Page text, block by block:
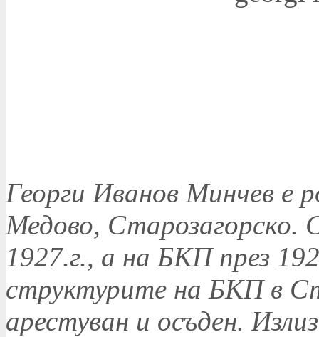
Георги Иванов Минчев е
Медово, Старозагорско.
1927.г., а на БКП през
структурите на БКП в
арестуван и осъден.